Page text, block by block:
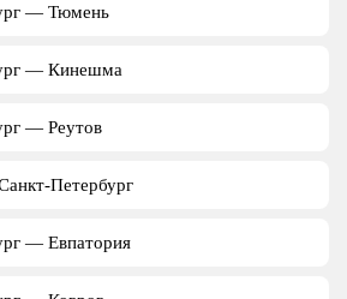
— Тюмень
— Кинешма
— Реутов
Петербург
— Евпатория